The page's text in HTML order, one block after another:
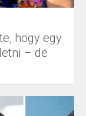
hogy egy
– de